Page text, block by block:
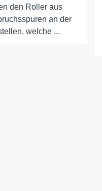
den Roller aus
an der
welche ...